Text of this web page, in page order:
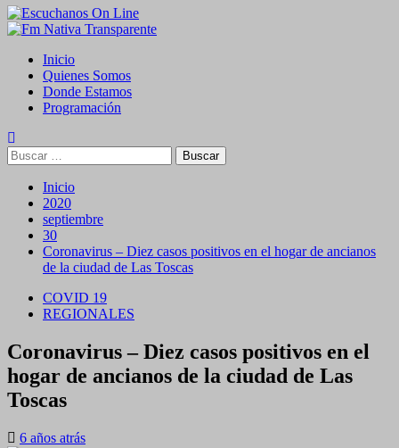
Menú
Inicio
Quienes Somos
Donde Estamos
Programación
Buscar:
Inicio
2020
septiembre
30
Coronavirus – Diez casos positivos en el hogar de ancianos
de la ciudad de Las Toscas
COVID 19
REGIONALES
Coronavirus – Diez casos positivos en el
hogar de ancianos de la ciudad de Las
Toscas
6 años atrás